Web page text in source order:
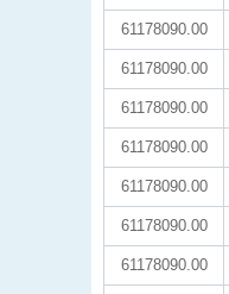
61178090.00
61178090.00
61178090.00
61178090.00
61178090.00
61178090.00
61178090.00